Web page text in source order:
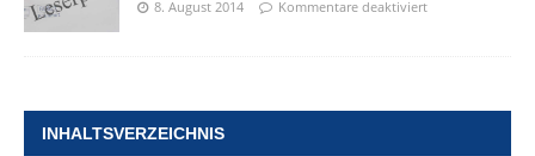
8. August 2014 Kommentare deaktiviert
INHALTSVERZEICHNIS